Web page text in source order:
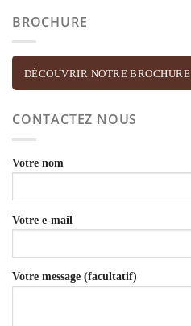
BROCHURE
DÉCOUVRIR NOTRE BROCHURE
CONTACTEZ NOUS
Votre nom
Votre e-mail
Votre message (facultatif)